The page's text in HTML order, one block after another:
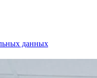
данных